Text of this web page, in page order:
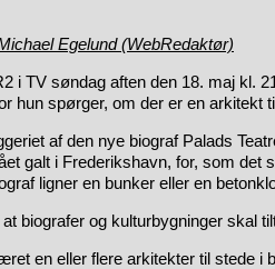
Egelund (WebRedaktør)
i TV søndag aften den 18. maj kl.
hun spørger, om der er en arkitekt
af den nye biograf Palads
galt i Frederikshavn, for, som det
ligner en bunker eller en
biografer og kulturbygninger skal
en eller flere arkitekter til stede i